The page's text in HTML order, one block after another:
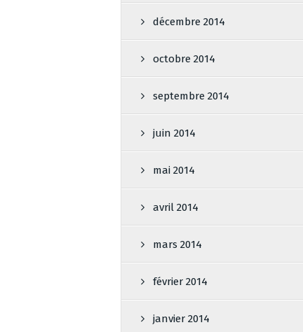
décembre 2014
octobre 2014
septembre 2014
juin 2014
mai 2014
avril 2014
mars 2014
février 2014
janvier 2014